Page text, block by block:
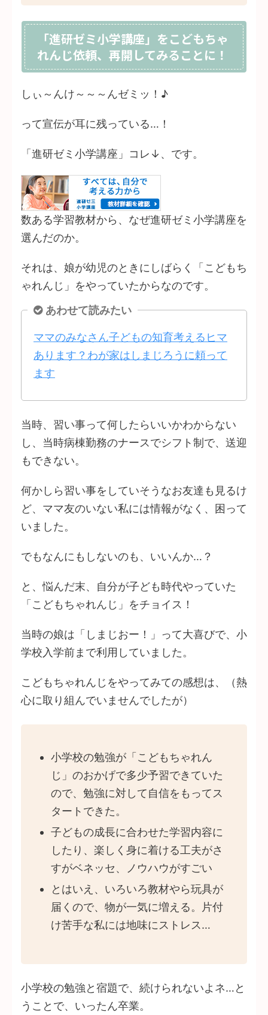
「進研ゼミ小学講座」をこどもちゃ
れんじ依頼、再開してみることに！
しぃ～んけ～～～んゼミッ！♪
って宣伝が耳に残っている…！
「進研ゼミ小学講座」コレ↓、です。
数ある学習教材から、なぜ進研ゼミ小学講座を
選んだのか。
それは、娘が幼児のときにしばらく「こどもち
ゃれんじ」をやっていたからなのです。
あわせて読みたい
ママのみなさん子どもの知育考えるヒマ
あります？わが家はしまじろうに頼って
ます
当時、習い事って何したらいいかわからない
し、当時病棟勤務のナースでシフト制で、送迎
もできない。
何かしら習い事をしていそうなお友達も見るけ
ど、ママ友のいない私には情報がなく、困って
いました。
でもなんにもしないのも、いいんか…？
と、悩んだ末、自分が子ども時代やっていた
「こどもちゃれんじ」をチョイス！
当時の娘は「しまじおー！」って大喜びで、小
学校入学前まで利用していました。
こどもちゃれんじをやってみての感想は、（熱
心に取り組んでいませんでしたが）
小学校の勉強が「こどもちゃれん
じ」のおかげで多少予習できていた
ので、勉強に対して自信をもってス
タートできた。
子どもの成長に合わせた学習内容に
したり、楽しく身に着ける工夫がさ
すがベネッセ、ノウハウがすごい
とはいえ、いろいろ教材やら玩具が
届くので、物が一気に増える。片付
け苦手な私には地味にストレス…
小学校の勉強と宿題で、続けられないよネ…と
うことで、いったん卒業。